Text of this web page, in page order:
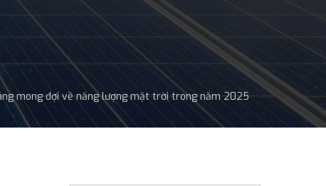
mong đợi về năng lượng mặt trời trong năm 2025